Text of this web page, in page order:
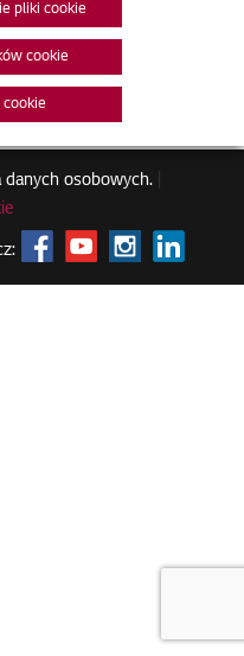
osobowych.|
pliki cookie
cookie